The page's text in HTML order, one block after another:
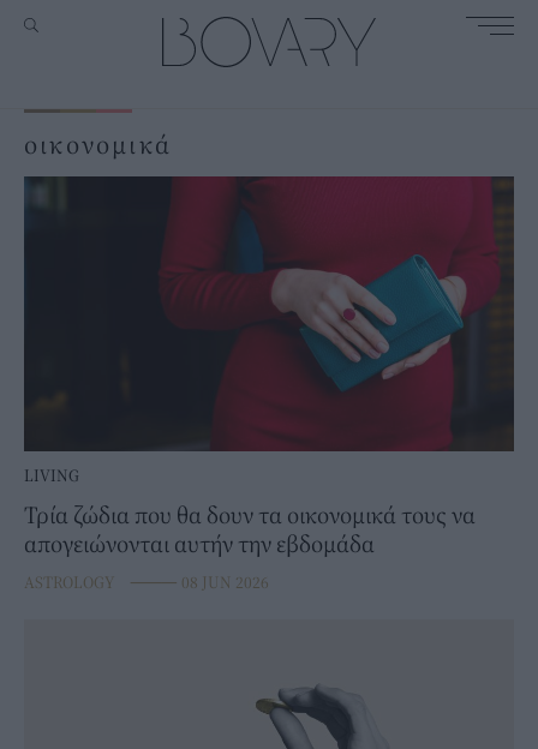
οικονομικά
LIVING
Τρία ζώδια που θα δουν τα οικονομικά τους να
απογειώνονται αυτήν την εβδομάδα
ASTROLOGY ⸻ 08 JUN 2026